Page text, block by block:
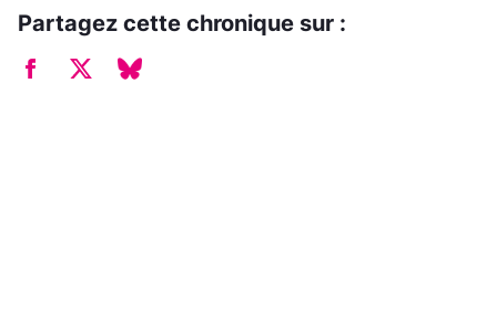
Partagez cette chronique sur :